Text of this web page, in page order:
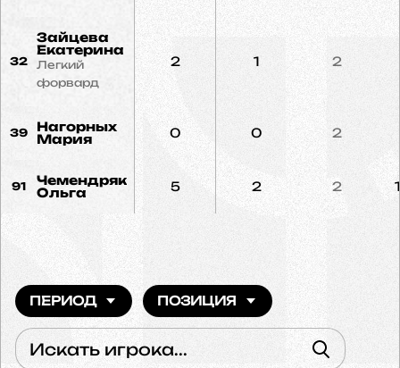
32
Зайцева
Екатерина
Легкий
форвард
2 1 2
39
Нагорных
Мария
0 0 2
91
Чемендрякóва
Ольга
5 2 2
ПЕРИОД ПОЗИЦИЯ